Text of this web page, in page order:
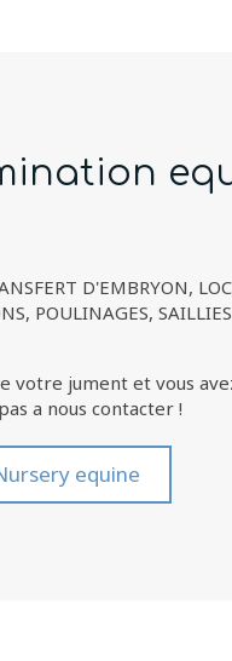
D'EMBRYON,
POULINAGES,
votre jument et vous
a nous contacter !
equine